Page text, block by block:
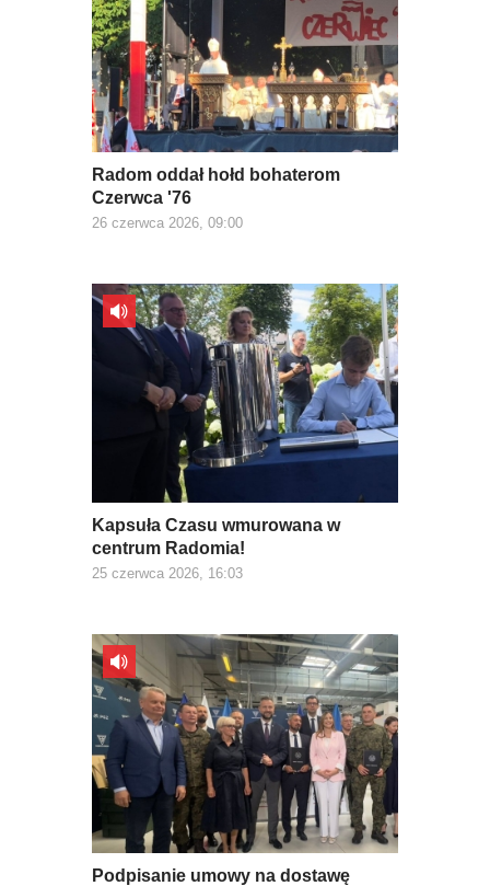
Radom oddał hołd bohaterom
Czerwca '76
26 czerwca 2026, 09:00
Kapsuła Czasu wmurowana w
centrum Radomia!
25 czerwca 2026, 16:03
Podpisanie umowy na dostawę